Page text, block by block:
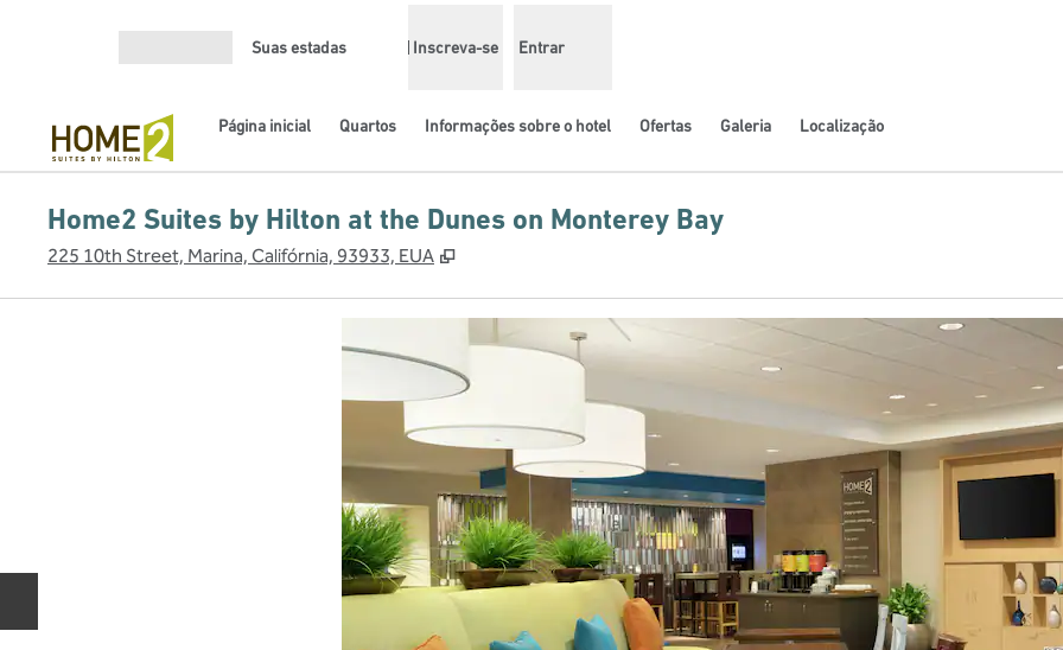
Suas estadas Inscreva-se Entrar
Página inicial Quartos Informações sobre o hotel Ofertas Galeria Localização
Home2 Suites by Hilton at the Dunes on Monterey Bay
225 10th Street, Marina, Califórnia, 93933, EUA ,